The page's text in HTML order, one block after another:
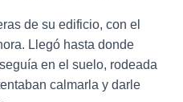
de su edificio, con el
Llegó hasta donde
en el suelo, rodeada
calmarla y darle